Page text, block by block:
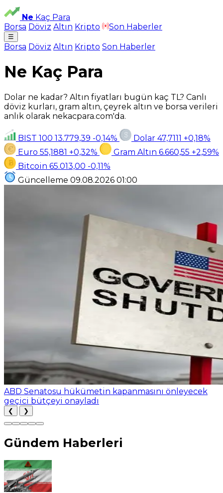
Ne Kaç Para
Borsa Döviz Altın Kripto Son Haberler
☰
Borsa Döviz Altın Kripto Son Haberler
Ne Kaç Para
Dolar ne kadar? Altın fiyatları bugün kaç TL? Canlı
döviz kurları, gram altın, çeyrek altın ve borsa verileri
anlık olarak nekacpara.com'da.
BIST 100 13.779,39 -0,14% Dolar 47,7111 +0,18%
Euro 55,1881 +0,32% Gram Altın 6.660,55 +2,59%
Bitcoin 65.013,00 -0,11%
Güncelleme 09.08.2026 01:00
ABD Senatosu hükümetin kapanmasını önleyecek
geçici bütçeyi onayladı
❮ ❯
Gündem Haberleri